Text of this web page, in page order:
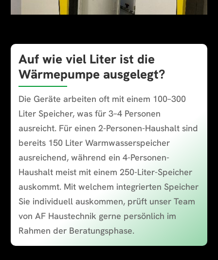
Auf wie viel Liter ist die
Wärmepumpe ausgelegt?
Die Geräte arbeiten oft mit einem 100–300
Liter Speicher, was für 3–4 Personen
ausreicht. Für einen 2-Personen-Haushalt sind
bereits 150 Liter Warmwasserspeicher
ausreichend, während ein 4-Personen-
Haushalt meist mit einem 250-Liter-Speicher
auskommt. Mit welchem integrierten Speicher
Sie individuell auskommen, prüft unser Team
von AF Haustechnik gerne persönlich im
Rahmen der Beratungsphase.